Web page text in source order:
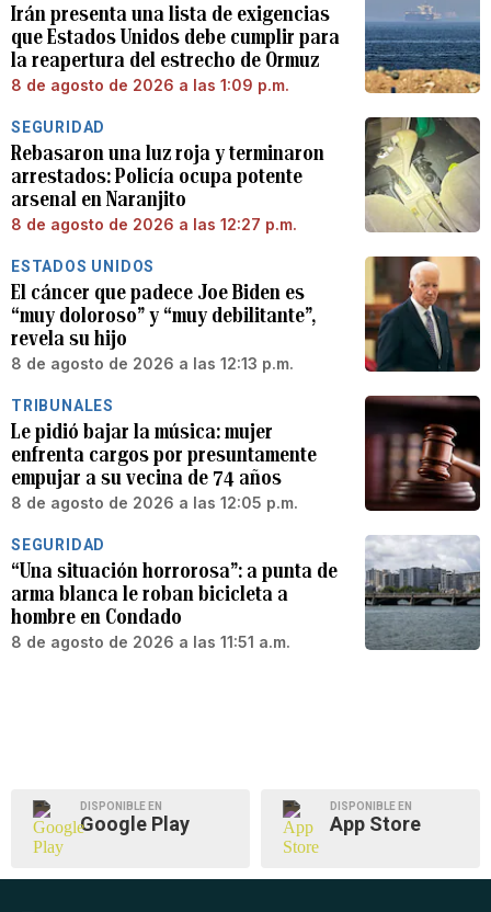
Irán presenta una lista de exigencias
que Estados Unidos debe cumplir para
la reapertura del estrecho de Ormuz
8 de agosto de 2026 a las 1:09 p.m.
SEGURIDAD
Rebasaron una luz roja y terminaron
arrestados: Policía ocupa potente
arsenal en Naranjito
8 de agosto de 2026 a las 12:27 p.m.
ESTADOS UNIDOS
El cáncer que padece Joe Biden es
“muy doloroso” y “muy debilitante”,
revela su hijo
8 de agosto de 2026 a las 12:13 p.m.
TRIBUNALES
Le pidió bajar la música: mujer
enfrenta cargos por presuntamente
empujar a su vecina de 74 años
8 de agosto de 2026 a las 12:05 p.m.
SEGURIDAD
“Una situación horrorosa”: a punta de
arma blanca le roban bicicleta a
hombre en Condado
8 de agosto de 2026 a las 11:51 a.m.
DISPONIBLE EN
Google Play
DISPONIBLE EN
App Store